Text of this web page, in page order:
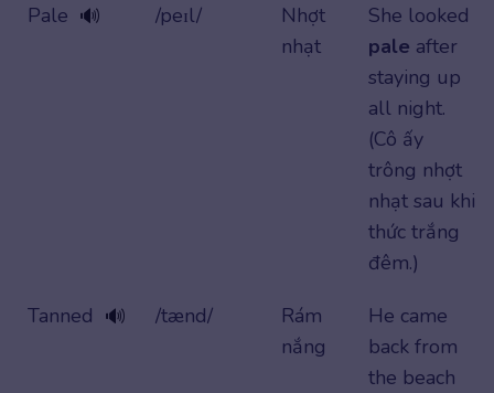
Pale 🔊 /peɪl/
Nhợt
nhạt
She looked
pale after
staying up
all night.
(Cô ấy
trông nhợt
nhạt sau khi
thức trắng
đêm.)
Tanned 🔊 /tænd/
Rám
nắng
He came
back from
the beach